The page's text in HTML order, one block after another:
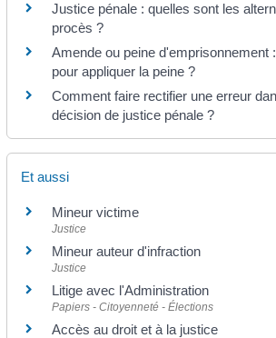
Justice pénale : quelles sont les
procès ?
Amende ou peine d'emprisonnement
pour appliquer la peine ?
Comment faire rectifier une erreur
décision de justice pénale ?
Et aussi
Mineur victime
Justice
Mineur auteur d'infraction
Justice
Litige avec l'Administration
Papiers - Citoyenneté - Élections
Accès au droit et à la justice